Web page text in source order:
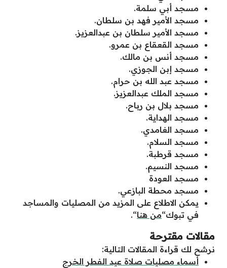
مسجد أبي سلمة.
مسجد الأمير فهد بن سلطان.
مسجد الأمير سلطان بن عبدالعزيز.
مسجد القعقاع بن عمرو.
مسجد أنس بن مالك.
مسجد إبن الجوزي.
مسجد عبد الله بن حرام.
مسجد الملك عبدالعزيز.
مسجد بلال بن رباح.
مسجد الهداية.
مسجد الغامدي.
مسجد السلام.
مسجد قرطبة.
مسجد النسيم.
مسجد العودة
مسجد محطة البازعي.
يمكن الاطلاع على المزيد من المصليات والمساجد
في تبوك“من هنا“.
مقالات مقترحة
نرشح لك قراءة المقالات التالية:
أسماء مصليات صلاة عيد الفطر الخرج